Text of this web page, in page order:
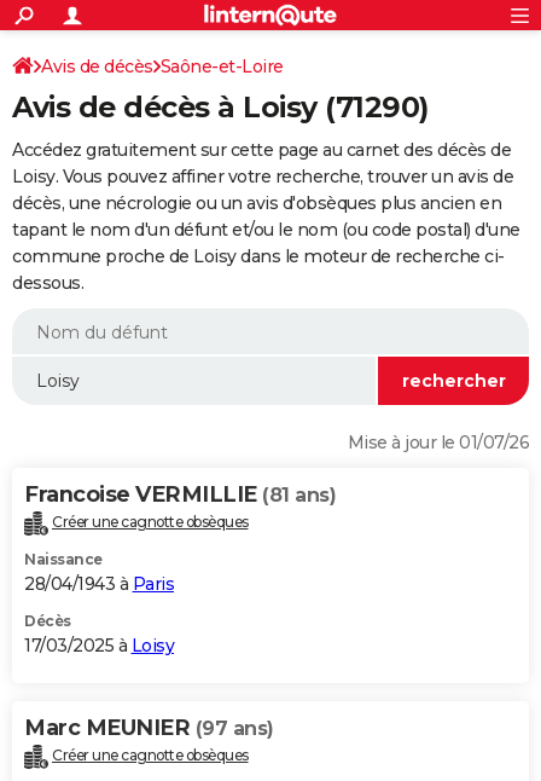
ACTUALITÉS
Politique
Société
Faits Divers
Education
Monde
Villes
+
SPORT
Coupe du monde 2026
Football
Tennis
Cyclisme
Rugby
Forum
Programme TV
TNTStreaming
Cinéma
Sorties cinéma
Musique
+
FINANCE
Retraite
Epargne
Immobilier
Risques naturels par ville
Assurance
AUTO
Essais
Réserver un essai
Citadines
Berlines
SUV
Forum auto
+
HIGH-TECH
BRICOLAGE
WEEK-END
Alimentation
Guide de la santé
Maladies
Médicaments
Sommeil
VOYAGE
Destinations
City break
Voyage nature
Voyage de noces
Forum
Climat
+PHOTO
GUIDES D'ACHAT
CARTE DE VOEUX
Carte de Noël
Carte Bonne année
Carte Saint-Valentin
Carte Pâques
Carte d'anniversaire
DICTIONNAIRE
S'inscrire
Connexion
Avis de décès Saône-et-Loire
Avis de décès à Loisy (71290)
Accédez gratuitement sur cette page au carnet des décès de
Loisy. Vous pouvez affiner votre recherche, trouver un avis de
décès, une nécrologie ou un avis d'obsèques plus ancien en
tapant le nom d'un défunt et/ou le nom (ou code postal) d'une
commune proche de Loisy dans le moteur de recherche ci-
dessous.
Mise à jour le 01/07/26
Francoise VERMILLIE (81 ans)
Créer une cagnotte obsèques
Naissance
28/04/1943 à Paris
Décès
17/03/2025 à Loisy
Marc MEUNIER (97 ans)
Créer une cagnotte obsèques